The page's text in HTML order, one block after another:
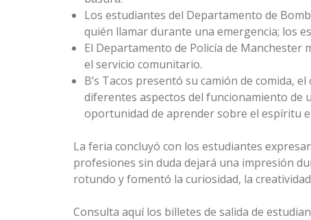
Los estudiantes del Departamento de
quién llamar durante una emergencia; los
El Departamento de Policía de
el servicio comunitario.
B’s Tacos presentó su camión de comida,
diferentes aspectos del funcionamiento de
oportunidad de aprender sobre el espíritu
La feria concluyó con los estudiantes
profesiones sin duda dejará una impresión
rotundo y fomentó la curiosidad, la
Consulta aquí los billetes de salida de